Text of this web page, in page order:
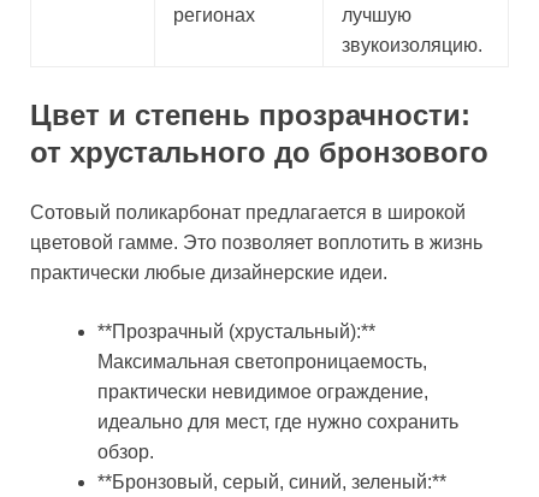
регионах
лучшую
звукоизоляцию.
Цвет и степень прозрачности:
от хрустального до бронзового
Сотовый поликарбонат предлагается в широкой
цветовой гамме. Это позволяет воплотить в жизнь
практически любые дизайнерские идеи.
**Прозрачный (хрустальный):**
Максимальная светопроницаемость,
практически невидимое ограждение,
идеально для мест, где нужно сохранить
обзор.
**Бронзовый, серый, синий, зеленый:**